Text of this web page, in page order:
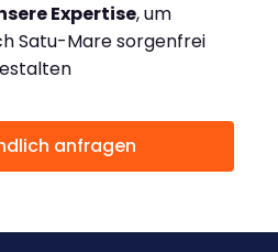
Expertise, um
Satu-Mare sorgenfrei
anfragen